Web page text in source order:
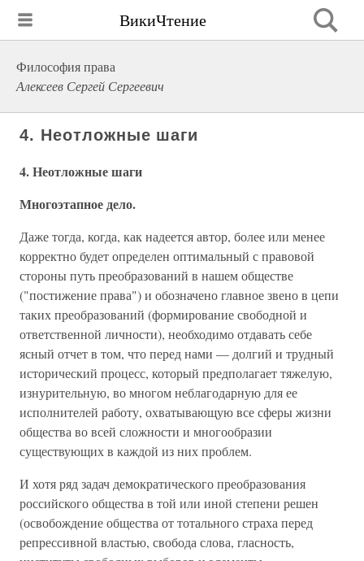
ВикиЧтение
Философия права
Алексеев Сергей Сергеевич
4. Неотложные шаги
4. Неотложные шаги
Многоэтапное дело.
Даже тогда, когда, как надеется автор, более или менее
корректно будет определен оптималь­ный с правовой
стороны путь преобразований в нашем об­ществе
("постижение права") и обозначено главное звено в цепи
таких преобразований (формирование свободной и
ответственной личности), необходимо отдавать себе
ясный от­чет в том, что перед нами — долгий и трудный
исторический процесс, который предполагает тяжелую,
изнурительную, во многом неблагодарную для ее
исполнителей работу, охваты­вающую все сферы жизни
общества во всей сложности и многообразии
существующих в каждой из них проблем.
И хотя ряд задач демократического преобразования
российского общества в той или иной степени решен
(освобо­ждение общества от тотального страха перед
репрессивной властью, свобода слова, гласность,